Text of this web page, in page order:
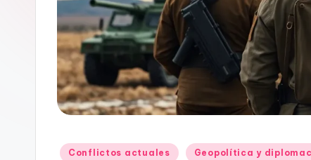
Publicado
Conflictos actuales Geopolítica y